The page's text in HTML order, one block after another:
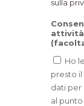
sulla
attività
Ho
presto
dati per
al punto